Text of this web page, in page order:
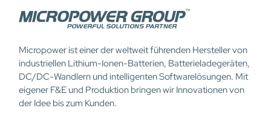
Micropower ist einer der weltweit führenden Hersteller von
industriellen Lithium-Ionen-Batterien, Batterieladegeräten,
DC/DC-Wandlern und intelligenten Softwarelösungen. Mit
eigener F&E und Produktion bringen wir Innovationen von
der Idee bis zum Kunden.